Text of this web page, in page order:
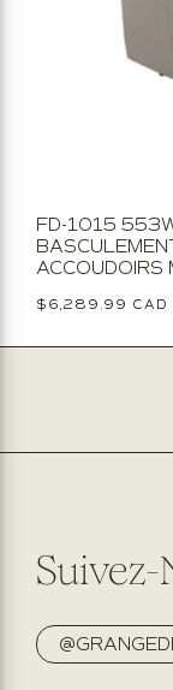
FD-1015
ACCOUDOIRS
Prix
$6,289.99 CAD
Suivez-